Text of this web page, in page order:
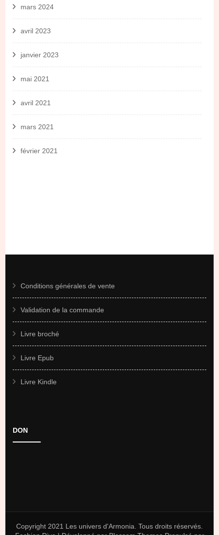
mars 2024
avril 2023
janvier 2023
mai 2021
avril 2021
mars 2021
février 2021
Conditions générales de vente
Validation de la commande
Livre broché
Livre Epub
Livre Kindle
DON
Copyright 2021 Les univers d'Armonia. Tous droits réservés.